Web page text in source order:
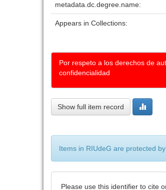
metadata.dc.degree.name:
Appears in Collections:
Por respeto a los derechos de
confidencialidad
Show full item record
Items in RIUdeG are protected
Please use this identifier to cite